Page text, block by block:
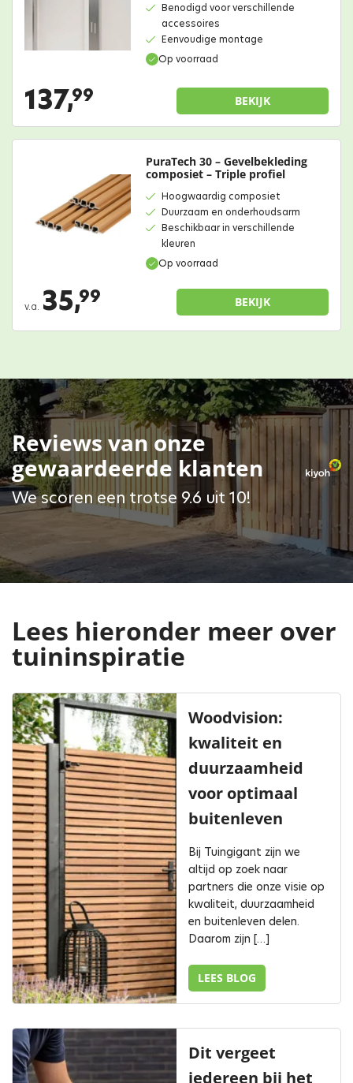
Op voorraad
Benodigd voor verschillende
accessoires
Eenvoudige montage
137,99 BEKIJK
Op voorraad
PuraTech 30 – Gevelbekleding
composiet – Triple profiel
Hoogwaardig composiet
Duurzaam en onderhoudsarm
Beschikbaar in verschillende
kleuren
v.a. 35,99 BEKIJK
Reviews van onze
gewaardeerde klanten
We scoren een trotse 9.6 uit 10!
Lees hieronder meer over
tuininspiratie
Woodvision:
kwaliteit en
duurzaamheid
voor optimaal
buitenleven
Bij Tuingigant zijn we
altijd op zoek naar
partners die onze visie op
kwaliteit, duurzaamheid
en buitenleven delen.
Daarom zijn […]
LEES BLOG
Dit vergeet
iedereen bij het